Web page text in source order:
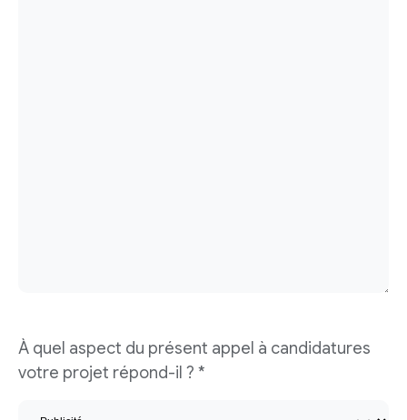
À quel aspect du présent appel à candidatures
votre projet répond-il ? *